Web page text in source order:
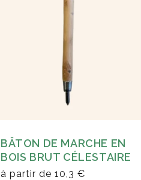
BÂTON DE MARCHE EN
BOIS BRUT CÉLESTAIRE
à partir de 10,3 €